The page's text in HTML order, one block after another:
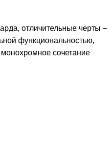
отличительные черты –
функциональностью,
сочетание